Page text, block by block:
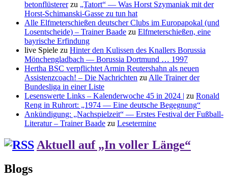
betonflüstererzu „Tatort“ — Was Horst Szymaniak mit der
Horst-Schimanski-Gasse zu tun hat
Alle Elfmeterschießen deutscher Clubs im Europapokal (und
Losentscheide) – Trainer Baade zu Elfmeterschießen, eine
bayrische Erfindung
live Spiele zu Hinter den Kulissen des Knallers Borussia
Mönchengladbach — Borussia Dortmund … 1997
Hertha BSC verpflichtet Armin Reutershahn als neuen
Assistenzcoach! – Die Nachrichten zu Alle Trainer der
Bundesliga in einer Liste
Lesenswerte Links – Kalenderwoche 45 in 2024 | zu Ronald
Reng in Ruhrort: „1974 — Eine deutsche Begegnung“
Ankündigung: „Nachspielzeit“ — Erstes Festival der Fußball-
Literatur – Trainer Baade zu Lesetermine
Aktuell auf „In voller Länge“
Blogs